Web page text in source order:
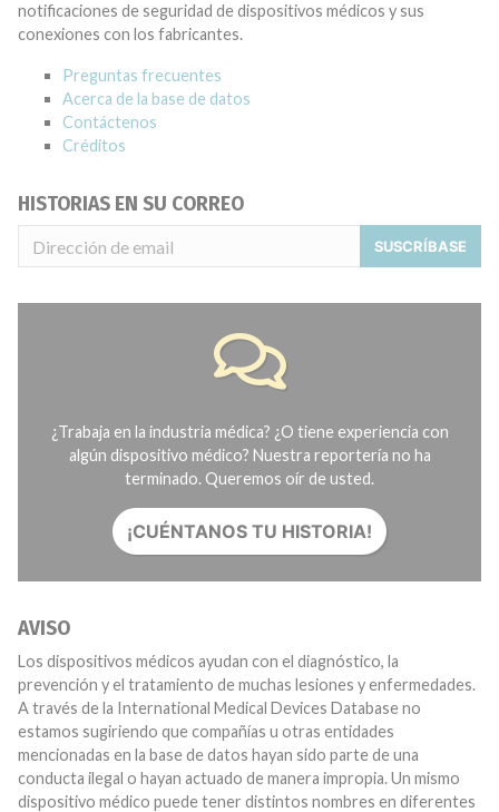
notificaciones de seguridad de dispositivos médicos y sus
conexiones con los fabricantes.
Preguntas frecuentes
Acerca de la base de datos
Contáctenos
Créditos
HISTORIAS EN SU CORREO
SUSCRÍBASE
¿Trabaja en la industria médica? ¿O tiene experiencia con
algún dispositivo médico? Nuestra reportería no ha
terminado. Queremos oír de usted.
¡CUÉNTANOS TU HISTORIA!
AVISO
Los dispositivos médicos ayudan con el diagnóstico, la
prevención y el tratamiento de muchas lesiones y enfermedades.
A través de la International Medical Devices Database no
estamos sugiriendo que compañías u otras entidades
mencionadas en la base de datos hayan sido parte de una
conducta ilegal o hayan actuado de manera impropia. Un mismo
dispositivo médico puede tener distintos nombres en diferentes